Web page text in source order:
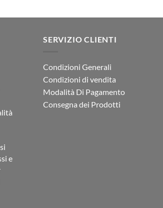
e
SERVIZIO CLIENTI
Condizioni Generali
Condizioni di vendita
Modalità Di Pagamento
Consegna dei Prodotti